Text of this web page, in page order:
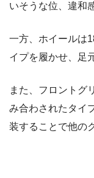
いそうな位、違和
一方、ホイールは
イプを履かせ、足
また、フロントグ
み合わされたタイ
装することで他の